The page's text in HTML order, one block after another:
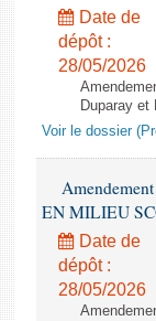
Date de
dépôt :
28/05/2026
Duparay et
Voir le dossier
EN MILIEU
Date de
dépôt :
28/05/2026